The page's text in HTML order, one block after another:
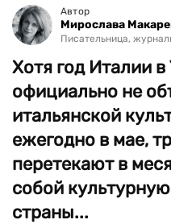
Автор
Мирослава
Писательница,
Хотя год Италии
официально не
итальянской
ежегодно в мае,
перетекают в
собой
страны...